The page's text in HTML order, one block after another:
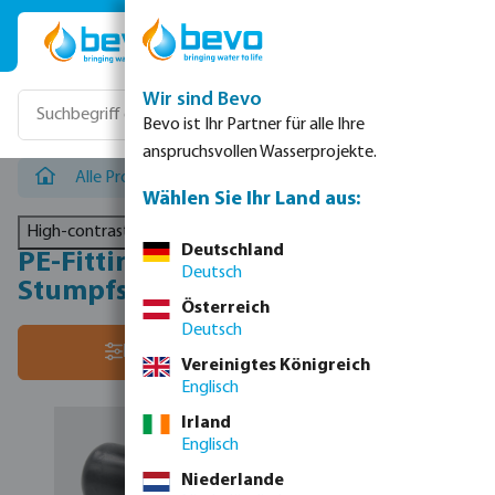
Zum Hauptinhalt springen
Alle Produkte
High-contrast mode
PE-Fittings für Elektro- &
Stumpfschweißen - Kappen
Filter
Wir sind Bevo
Bevo ist Ihr Partner für alle Ihre
anspruchsvollen Wasserprojekte.
Wählen Sie Ihr Land aus:
Deutschland
Deutsch
Österreich
Deutsch
Vereinigtes Königreich
Englisch
Irland
Englisch
Niederlande